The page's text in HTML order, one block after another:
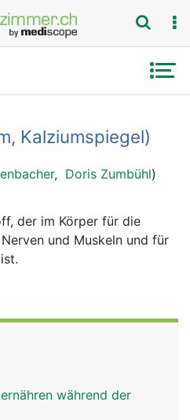
Kalziumspiegel)
, Doris Zumbühl)
der im Körper für die
und Muskeln und für
während der